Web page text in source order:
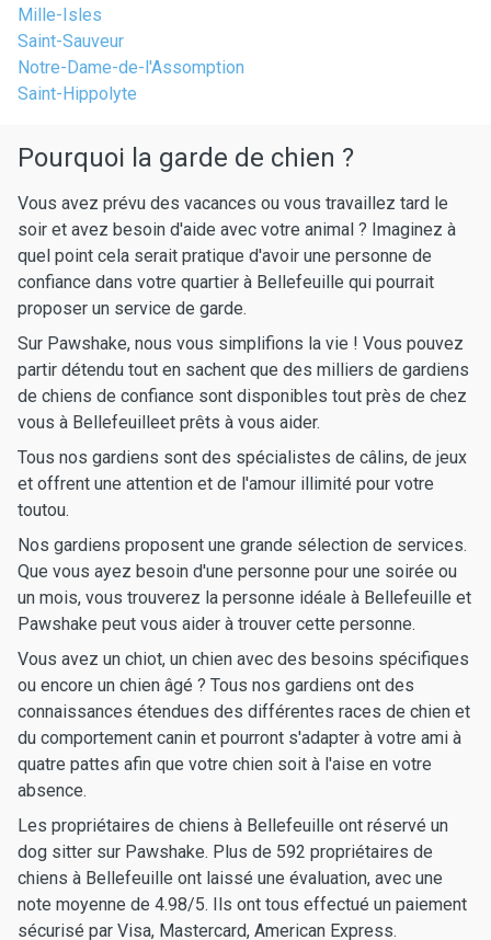
Mille-Isles
Saint-Sauveur
Notre-Dame-de-l'Assomption
Saint-Hippolyte
Pourquoi la garde de chien ?
Vous avez prévu des vacances ou vous travaillez tard le
soir et avez besoin d'aide avec votre animal ? Imaginez à
quel point cela serait pratique d'avoir une personne de
confiance dans votre quartier à Bellefeuille qui pourrait
proposer un service de garde.
Sur Pawshake, nous vous simplifions la vie ! Vous pouvez
partir détendu tout en sachent que des milliers de gardiens
de chiens de confiance sont disponibles tout près de chez
vous à Bellefeuilleet prêts à vous aider.
Tous nos gardiens sont des spécialistes de câlins, de jeux
et offrent une attention et de l'amour illimité pour votre
toutou.
Nos gardiens proposent une grande sélection de services.
Que vous ayez besoin d'une personne pour une soirée ou
un mois, vous trouverez la personne idéale à Bellefeuille et
Pawshake peut vous aider à trouver cette personne.
Vous avez un chiot, un chien avec des besoins spécifiques
ou encore un chien âgé ? Tous nos gardiens ont des
connaissances étendues des différentes races de chien et
du comportement canin et pourront s'adapter à votre ami à
quatre pattes afin que votre chien soit à l'aise en votre
absence.
Les propriétaires de chiens à Bellefeuille ont réservé un
dog sitter sur Pawshake. Plus de 592 propriétaires de
chiens à Bellefeuille ont laissé une évaluation, avec une
note moyenne de 4.98/5. Ils ont tous effectué un paiement
sécurisé par Visa, Mastercard, American Express.